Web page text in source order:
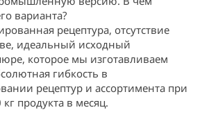
варианта?
рецептура, отсутствие
идеальный исходный
которое мы изготавливаем
гибкость в
рецептур и ассортимента при
кг продукта в месяц.